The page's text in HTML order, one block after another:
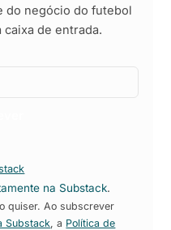
do negócio do futebol
de entrada.
na Substack.
quiser. Ao subscrever
Substack , a Política de